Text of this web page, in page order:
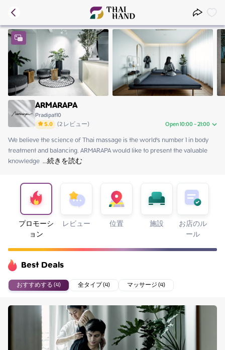
ARMARAPA
Pradipat10
5.0 (2レビュー) Open 10:00 - 21:00
Saturday 10:00 - 21:00
Sunday 10:00 - 21:00
Monday
Wednesday 10:00 - 21:00
Thursday 10:00 - 21:00
Friday 10:00 - 21:00
We believe the science of Thai massage is the world's number 1 in body
treatment and balancing. ARMARAPA would like to present the valuable
knowledge ...続きを読む
プロモーシ
ョン
レビュー 位置 施設 お店のル
ール
Best Deals
おすすめする (4) 全タイプ (4) マッサージ (4)